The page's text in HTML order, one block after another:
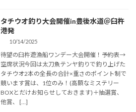
タチウオ釣り大会開催in豊後水道＠臼杵
港発
10/14/2025
待望の臼杵遊漁船ワンデー大会開催！予約表→
空席状況今回は太刀魚テンヤ釣りで釣り上げた
タチウオ2本の全長の合計×重さのポイント制で
競います賞は、1位のみ！(高額なミステリー
BOXとだけお知らせしておきます)＋抽選賞、
他賞、 […]